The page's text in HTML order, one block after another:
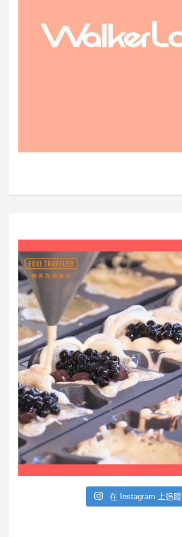
在 Instagram 上追蹤